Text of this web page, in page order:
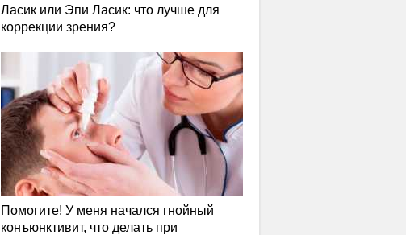
Ласик или Эпи Ласик: что лучше для
коррекции зрения?
Помогите! У меня начался гнойный
конъюнктивит, что делать при